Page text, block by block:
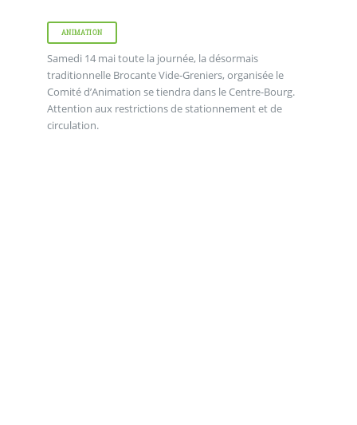
ANIMATION
Samedi 14 mai toute la journée, la désormais
traditionnelle Brocante Vide-Greniers, organisée le
Comité d’Animation se tiendra dans le Centre-Bourg.
Attention aux restrictions de stationnement et de
circulation.